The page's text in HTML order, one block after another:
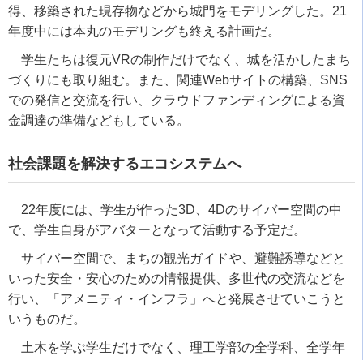
得、移築された現存物などから城門をモデリングした。 21
年度中には本丸のモデリングも終える計画だ。
学生たちは復元VRの制作だけでなく、城を活かしたまち
づくりにも取り組む。また、関連Webサイトの構築、 SNS
での発信と交流を行い、クラウドファンディングによる資
金調達の準備などもしている。
社会課題を解決するエコシステムへ
22年度には、学生が作った3D 4Dのサイバー空間の中
で、学生自身がアバターとなって活動する予定だ。
サイバー空間で、まちの観光ガイドや、避難誘導などと
いった安全・安心のための情報提供、多世代の交流などを
行い、「アメニティ・インフラ」へと発展させていこうと
いうものだ。
土木を学ぶ学生だけでなく、理工学部の全学科、全学年